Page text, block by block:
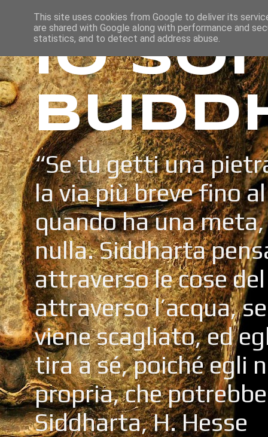
Io
“Se tu getti una
la via più breve fino
quando ha una
nulla. Siddharta
attraverso le cose
attraverso l’acqua,
viene scagliato, ed
tira a sé, poiché egli
propria, che
Siddharta, H. Hesse
This site uses cookies from Google to deliver its
are shared with Google along with performance and
statistics, and to detect and address abuse.